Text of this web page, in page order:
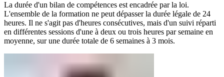
La durée d'un bilan de compétences est encadrée par la loi.
L'ensemble de la formation ne peut dépasser la durée légale de 24
heures. Il ne s'agit pas d'heures consécutives, mais d'un suivi réparti
en différentes sessions d'une à deux ou trois heures par semaine en
moyenne, sur une durée totale de 6 semaines à 3 mois.